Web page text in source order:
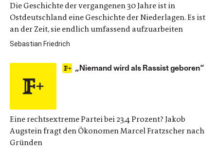
Die Geschichte der vergangenen 30 Jahre ist in
Ostdeutschland eine Geschichte der Niederlagen. Es ist
an der Zeit, sie endlich umfassend aufzuarbeiten
Sebastian Friedrich
„Niemand wird als Rassist geboren“
Eine rechtsextreme Partei bei 23,4 Prozent? Jakob
Augstein fragt den Ökonomen Marcel Fratzscher nach
Gründen